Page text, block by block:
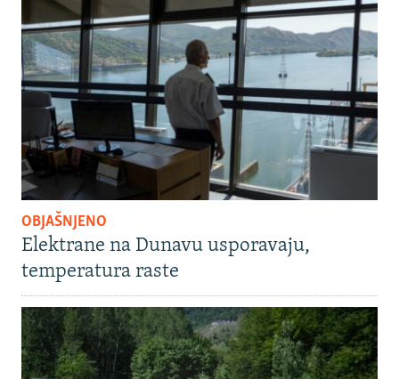
OBJAŠNJENO
Elektrane na Dunavu usporavaju,
temperatura raste